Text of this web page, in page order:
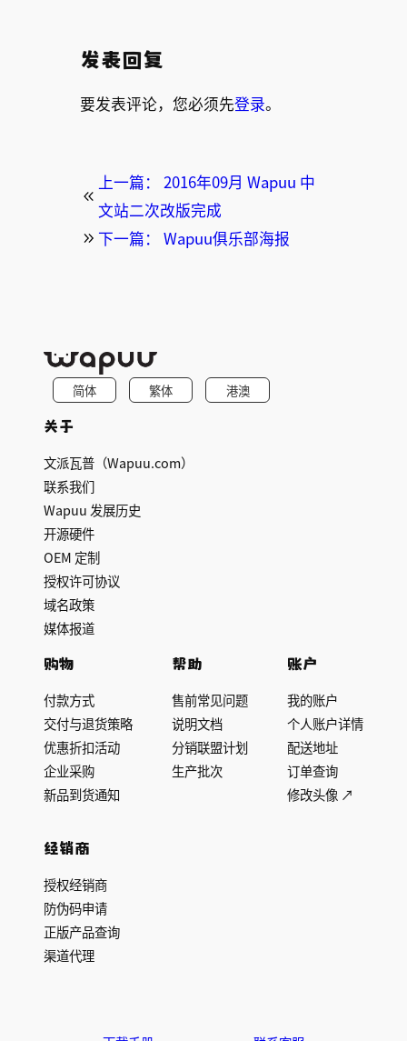
发表回复
要发表评论，您必须先登录。
上一篇：
2016年09月 Wapuu 中
文站二次改版完成
下一篇：
Wapuu俱乐部海报
简体 繁体 港澳
关于
文派瓦普（Wapuu.com）
联系我们
Wapuu 发展历史
开源硬件
OEM 定制
授权许可协议
域名政策
媒体报道
购物
付款方式
交付与退货策略
优惠折扣活动
企业采购
新品到货通知
帮助
售前常见问题
说明文档
分销联盟计划
生产批次
账户
我的账户
个人账户详情
配送地址
订单查询
修改头像 ↗
经销商
授权经销商
防伪码申请
正版产品查询
渠道代理